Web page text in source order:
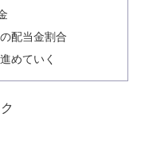
配当金割合
めていく